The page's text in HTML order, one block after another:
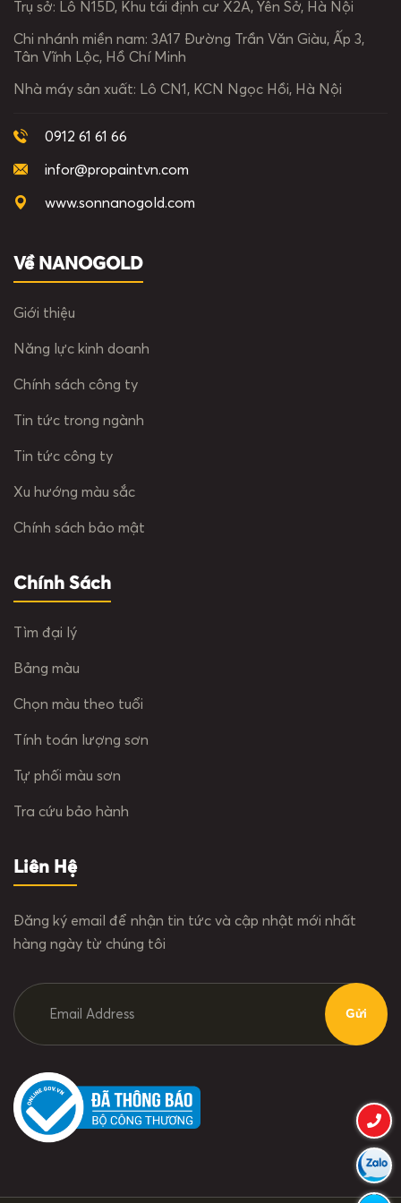
Trụ sở: Lô N15D, Khu tái định cư X2A, Yên Sở, Hà Nội
Chi nhánh miền nam: 3A17 Đường Trần Văn Giàu, Ấp 3,
Tân Vĩnh Lộc, Hồ Chí Minh
Nhà máy sản xuất: Lô CN1, KCN Ngọc Hồi, Hà Nội
0912 61 61 66
infor@propaintvn.com
www.sonnanogold.com
Về NANOGOLD
Giới thiệu
Năng lực kinh doanh
Chính sách công ty
Tin tức trong ngành
Tin tức công ty
Xu hướng màu sắc
Chính sách bảo mật
Chính Sách
Tìm đại lý
Bảng màu
Chọn màu theo tuổi
Tính toán lượng sơn
Tự phối màu sơn
Tra cứu bảo hành
Liên Hệ
Đăng ký email để nhận tin tức và cập nhật mới nhất
hàng ngày từ chúng tôi